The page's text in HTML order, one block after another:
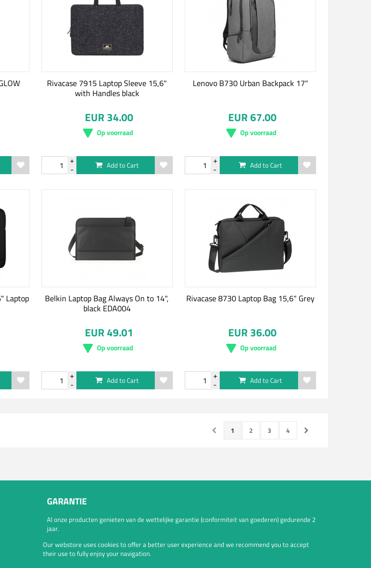
Rivacase 7915 Laptop Sleeve 15,6"
with Handles black
EUR 34.00
Op voorraad
Add to Cart
Lenovo B730 Urban Backpack 17"
EUR 67.00
Op voorraad
Add to Cart
Laptop
Belkin Laptop Bag Always On to 14",
black EDA004
EUR 49.01
Op voorraad
Add to Cart
Rivacase 8730 Laptop Bag 15,6" Grey
EUR 36.00
Op voorraad
Add to Cart
1 2 3 4
GARANTIE
Al onze producten genieten van de wettelijke garantie (conformiteit van goederen) gedurende 2
jaar.
Our webstore uses cookies to offer a better user experience and we recommend you to accept
their use to fully enjoy your navigation.